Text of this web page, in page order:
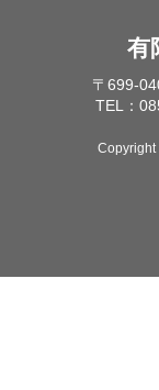
有
〒699-
TEL：
Copyright